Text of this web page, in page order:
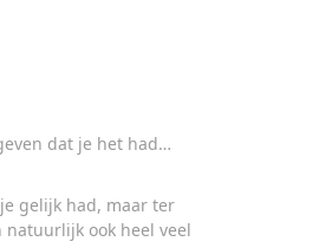
dat je het had…
gelijk had, maar ter
ook heel veel